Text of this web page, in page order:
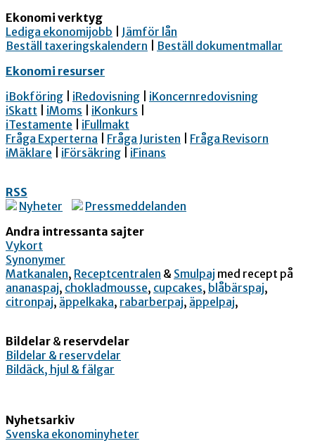
Ekonomi verktyg
Lediga ekonomijobb
Jämför lån
Beställ taxeringskalendern
Beställ dokumentmallar
Ekonomi resurser
iBokföring
iRedovisning
iKoncernredovisning
iSkatt
iMoms iKonkurs
iTestamente
iFullmakt
Fråga Experterna
Fråga Juristen
Fråga Revisorn
iMäklare
iFörsäkring iFinans
RSS
Nyheter
Pressmeddelanden
Andra intressanta sajter
Vykort
Synonymer
Matkanalen, Receptcentralen & Smulpaj med recept på
ananaspaj, chokladmousse, cupcakes, blåbärspaj,
citronpaj, äppelkaka, rabarberpaj, äppelpaj,
Bildelar & reservdelar
Bildelar & reservdelar
Bildäck, hjul & fälgar
Nyhetsarkiv
Svenska ekonominyheter